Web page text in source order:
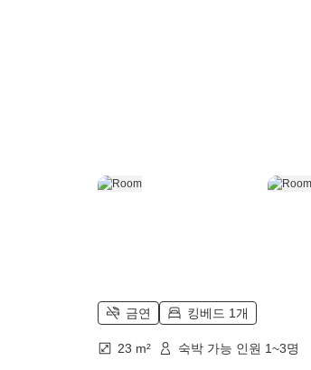
금연 킹베드 1개
23 m² 숙박 가능 인원 1~3명